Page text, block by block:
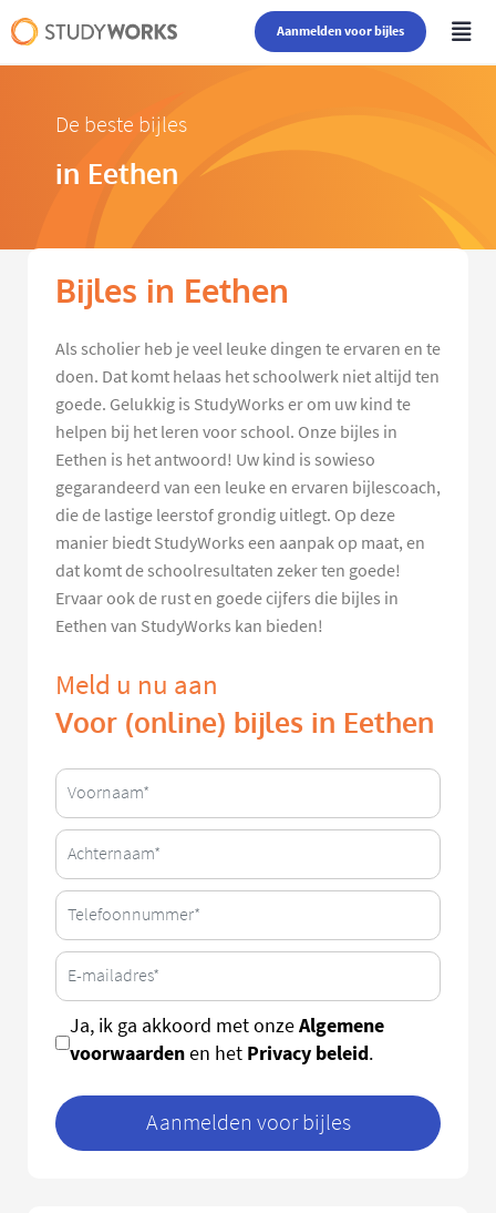
Aanmelden voor bijles
De beste bijles
in Eethen
Bijles in Eethen
Als scholier heb je veel leuke dingen te ervaren en te
doen. Dat komt helaas het schoolwerk niet altijd ten
goede. Gelukkig is StudyWorks er om uw kind te
helpen bij het leren voor school. Onze bijles in
Eethen is het antwoord! Uw kind is sowieso
gegarandeerd van een leuke en ervaren bijlescoach,
die de lastige leerstof grondig uitlegt. Op deze
manier biedt StudyWorks een aanpak op maat, en
dat komt de schoolresultaten zeker ten goede!
Ervaar ook de rust en goede cijfers die bijles in
Eethen van StudyWorks kan bieden!
Meld u nu aan
Voor (online) bijles in Eethen
Ja, ik ga akkoord met onzeAlgemene
voorwaardenen het Privacy beleid.
Aanmelden voor bijles